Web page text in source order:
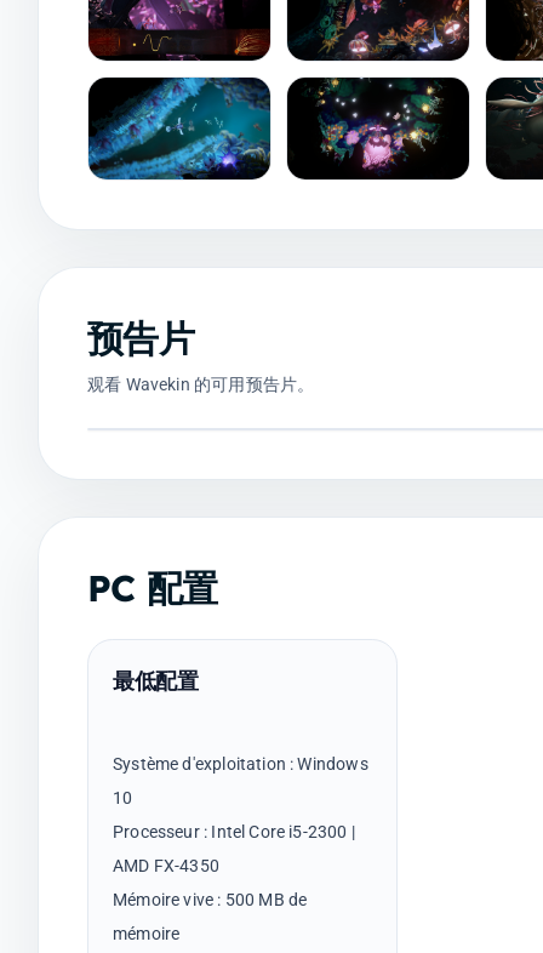
预告片
观看 Wavekin 的可用预告片。
PC 配置
最低配置
Système d'exploitation : Windows
10
Processeur : Intel Core i5-2300 |
AMD FX-4350
Mémoire vive : 500 MB de
mémoire